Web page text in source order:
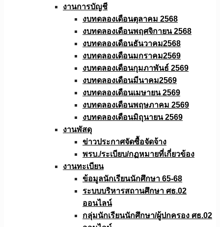
งานการบัญชี
งบทดลองเดือนตุลาคม 2568
งบทดลองเดือนพฤศจิกายน 2568
งบทดลองเดือนธันวาคม2568
งบทดลองเดือนมกราคม2569
งบทดลองเดือนกุมภาพันธ์ 2569
งบทดลองเดือนมีนาคม2569
งบทดลองเดือนเมษายน 2569
งบทดลองเดือนพฤษภาคม 2569
งบทดลองเดือนมิถุนายน 2569
งานพัสดุ
ข่าวประกาศจัดซื้อจัดจ้าง
พรบ./ระเบียบ/กฏหมายที่เกี่ยวข้อง
งานทะเบียน
ข้อมูลนักเรียนนักศึกษา 65-68
ระบบบริหารสถานศึกษา ศธ.02
ออนไลน์
กลุ่มนักเรียนนักศึกษา/ผู้ปกครอง ศธ.02